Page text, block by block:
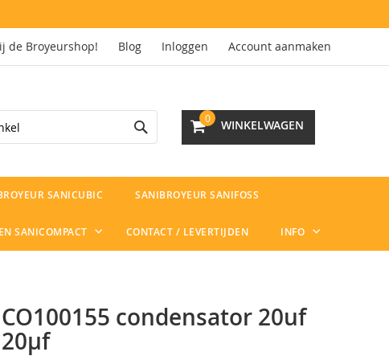
de Broyeurshop! Blog Inloggen Account aanmaken
WINKELWAGEN
0
SANICUBIC SANIBROYEUR SANIFOSS
SANICOMPACT CONTACT / LEVERTIJDEN INFO
CO100155 condensator 20uf
20µf